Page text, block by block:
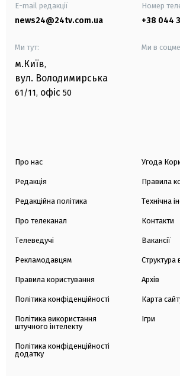
E-mail редакції
news24@24tv.com.ua
Номер
+38 044
Ми тут:
м.Київ,
вул. Володимирська
61/11, офіс 50
Ми в
Про нас
Редакція
Редакційна політика
Про телеканал
Телеведучі
Рекламодавцям
Правила користування
Політика конфіденційності
Політика використання
штучного інтелекту
Політика конфіденційності
додатку
Угода
Правила
Технічна
Контакти
Вакансії
Структура
Архів
Карта
Ігри